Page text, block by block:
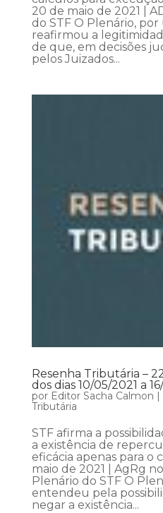
20 de maio de 2021 |
do STF O Plenário,
reafirmou a
de que, em decisões
pelos Juizados...
Resenha Tributária –
dos dias 10/05/2021 a
por Editor Sacha Calmon
Tributária
STF afirma a
a existência de
eficácia apenas para o
maio de 2021 | AgRg no
Plenário do STF O
entendeu pela
negar a existência...